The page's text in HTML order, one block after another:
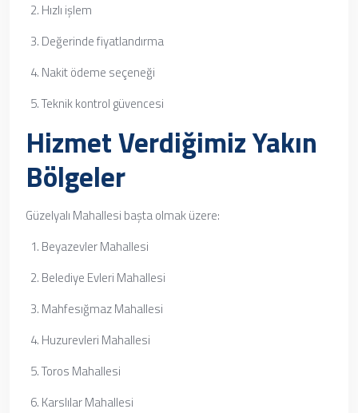
Hızlı işlem
Değerinde fiyatlandırma
Nakit ödeme seçeneği
Teknik kontrol güvencesi
Hizmet Verdiğimiz Yakın
Bölgeler
Güzelyalı Mahallesi başta olmak üzere:
Beyazevler Mahallesi
Belediye Evleri Mahallesi
Mahfesığmaz Mahallesi
Huzurevleri Mahallesi
Toros Mahallesi
Karslılar Mahallesi